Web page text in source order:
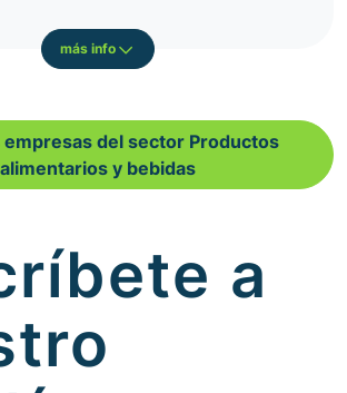
más info
empresas del sector Productos
alimentarios y bebidas
a